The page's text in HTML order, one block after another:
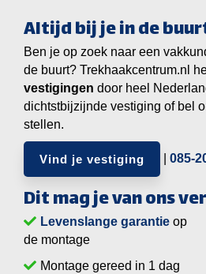
Altijd bij je in de
Ben je op zoek naar een
de buurt? Trekhaakcentrum.nl
vestigingen door heel
dichtstbijzijnde vestiging of bel
stellen.
Vind je vestiging 085-
Dit mag je van ons
Levenslange garantie op
de montage
Montage gereed in 1 dag